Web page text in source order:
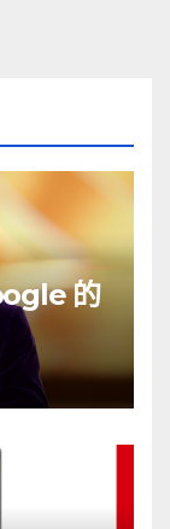
的